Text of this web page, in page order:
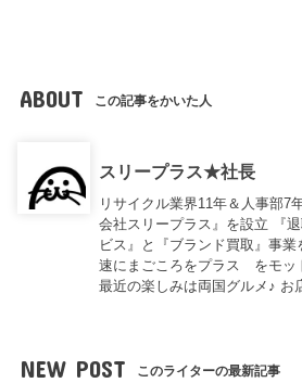
ABOUT この記事をかいた人
スリープラス★社長
リサイクル業界11年＆人事部7
会社スリープラス』を設立 『
ビス』と『ブランド買取』事
速にまごころをプラス をモッ
最近の楽しみは両国グルメ♪ お
NEW POST このライターの最新記事